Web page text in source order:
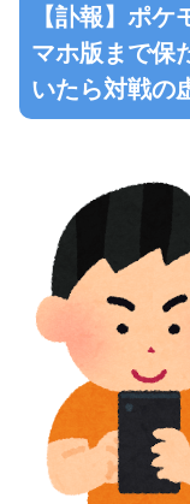
【訃報】ポ
マホ版まで保
いたら対戦の